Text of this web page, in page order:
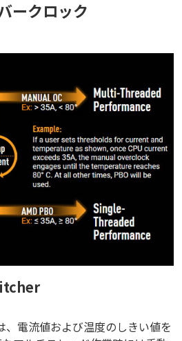
ークロック
電流値および温度のしきい値を